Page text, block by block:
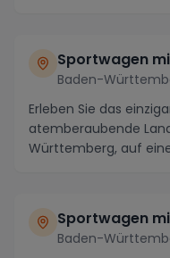
Sportwagen
Baden-
Erleben Sie das
atemberaubende
Württemberg, auf
Sportwagen
Baden-